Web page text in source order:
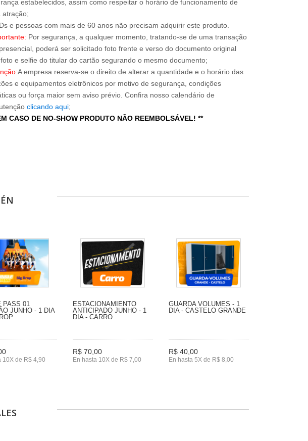
estabelecidos, assim como respeitar o horário de funcionamento de
atração;
e pessoas com mais de 60 anos não precisam adquirir este produto.
Por segurança, a qualquer momento, tratando-se de uma transação
poderá ser solicitado foto frente e verso do documento original
e selfie do titular do cartão segurando o mesmo documento;
A empresa reserva-se o direito de alterar a quantidade e o horário das
e equipamentos eletrônicos por motivo de segurança, condições
ou força maior sem aviso prévio. Confira nosso calendário de
clicando aqui;
CASO DE NO-SHOW PRODUTO NÃO REEMBOLSÁVEL! **
PASS 01
JUNHO - 1 DIA
10X de R$ 4,90
ESTACIONAMIENTO
ANTICIPADO JUNHO - 1
DIA - CARRO
R$ 70,00
En hasta 10X de R$ 7,00
GUARDA VOLUMES - 1
DIA - CASTELO GRANDE
R$ 40,00
En hasta 5X de R$ 8,00